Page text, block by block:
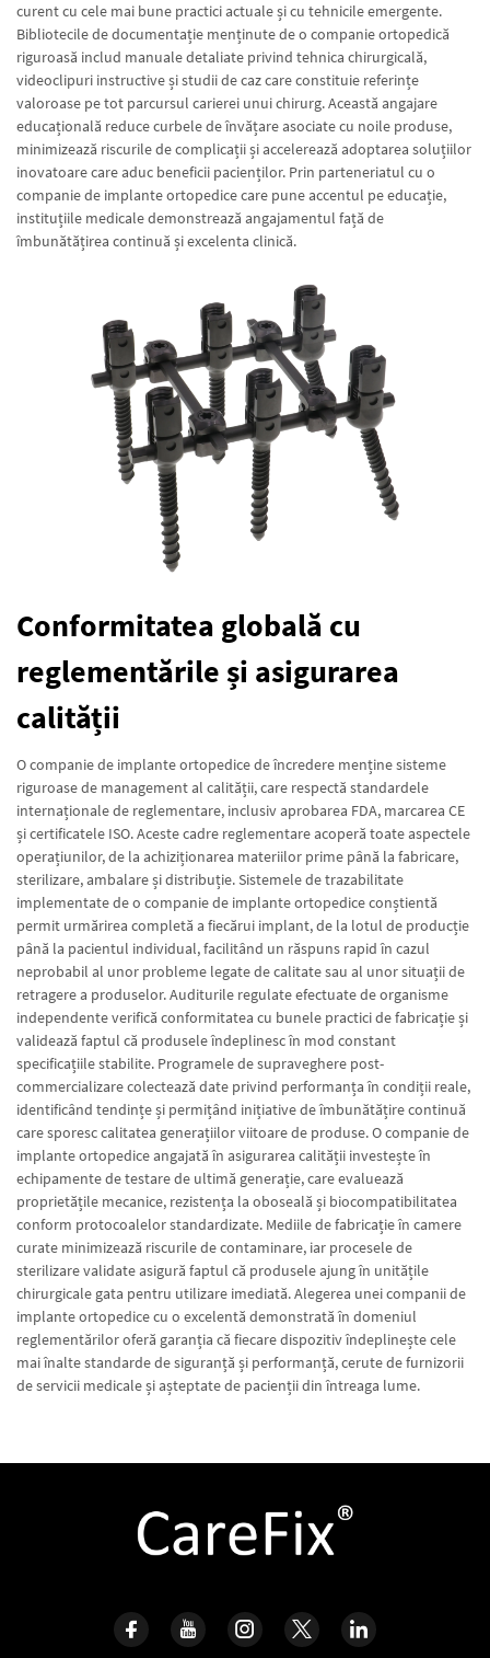
curent cu cele mai bune practici actuale și cu tehnicile emergente.
Bibliotecile de documentație menținute de o companie ortopedică
riguroasă includ manuale detaliate privind tehnica chirurgicală,
videoclipuri instructive și studii de caz care constituie referințe
valoroase pe tot parcursul carierei unui chirurg. Această angajare
educațională reduce curbele de învățare asociate cu noile produse,
minimizează riscurile de complicații și accelerează adoptarea soluțiilor
inovatoare care aduc beneficii pacienților. Prin parteneriatul cu o
companie de implante ortopedice care pune accentul pe educație,
instituțiile medicale demonstrează angajamentul față de
îmbunătățirea continuă și excelenta clinică.
Conformitatea globală cu
reglementările și asigurarea
calității
O companie de implante ortopedice de încredere menține sisteme
riguroase de management al calității, care respectă standardele
internaționale de reglementare, inclusiv aprobarea FDA, marcarea CE
și certificatele ISO. Aceste cadre reglementare acoperă toate aspectele
operațiunilor, de la achiziționarea materiilor prime până la fabricare,
sterilizare, ambalare și distribuție. Sistemele de trazabilitate
implementate de o companie de implante ortopedice conștientă
permit urmărirea completă a fiecărui implant, de la lotul de producție
până la pacientul individual, facilitând un răspuns rapid în cazul
neprobabil al unor probleme legate de calitate sau al unor situații de
retragere a produselor. Auditurile regulate efectuate de organisme
independente verifică conformitatea cu bunele practici de fabricație și
validează faptul că produsele îndeplinesc în mod constant
specificațiile stabilite. Programele de supraveghere post-
commercializare colectează date privind performanța în condiții reale,
identificând tendințe și permițând inițiative de îmbunătățire continuă
care sporesc calitatea generațiilor viitoare de produse. O companie de
implante ortopedice angajată în asigurarea calității investește în
echipamente de testare de ultimă generație, care evaluează
proprietățile mecanice, rezistența la oboseală și biocompatibilitatea
conform protocoalelor standardizate. Mediile de fabricație în camere
curate minimizează riscurile de contaminare, iar procesele de
sterilizare validate asigură faptul că produsele ajung în unitățile
chirurgicale gata pentru utilizare imediată. Alegerea unei companii de
implante ortopedice cu o excelentă demonstrată în domeniul
reglementărilor oferă garanția că fiecare dispozitiv îndeplinește cele
mai înalte standarde de siguranță și performanță, cerute de furnizorii
de servicii medicale și așteptate de pacienții din întreaga lume.